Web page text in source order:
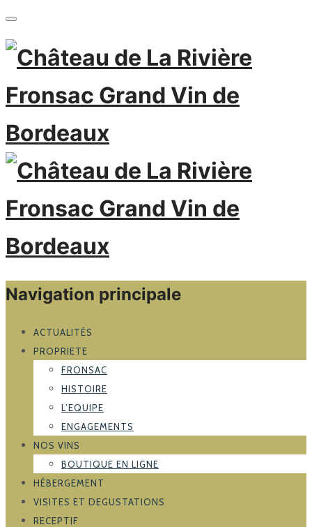
Navigation principale
ACTUALITÉS
PROPRIETE
FRONSAC
HISTOIRE
L’EQUIPE
ENGAGEMENTS
NOS VINS
BOUTIQUE EN LIGNE
HÉBERGEMENT
VISITES ET DEGUSTATIONS
RECEPTIF